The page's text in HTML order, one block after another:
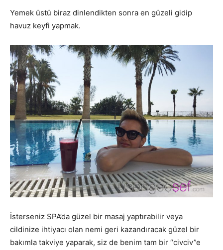
Yemek üstü biraz dinlendikten sonra en güzeli gidip
havuz keyfi yapmak.
İsterseniz SPA’da güzel bir masaj yaptırabilir veya
cildinize ihtiyacı olan nemi geri kazandıracak güzel bir
bakımla takviye yaparak, siz de benim tam bir “civciv”e